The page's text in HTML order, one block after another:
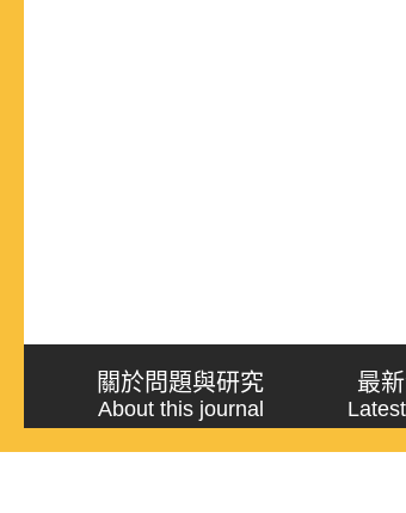
關於問題與研究
About this journal
最